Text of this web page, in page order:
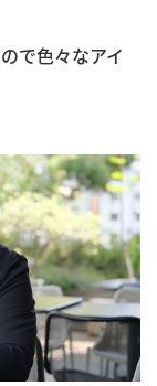
で色々なアイ